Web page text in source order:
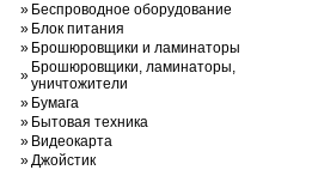
» Беспроводное оборудование
» Блок питания
» Брошюровщики и ламинаторы
» Брошюровщики, ламинаторы,
уничтожители
» Бумага
» Бытовая техника
» Видеокарта
»Джойстик